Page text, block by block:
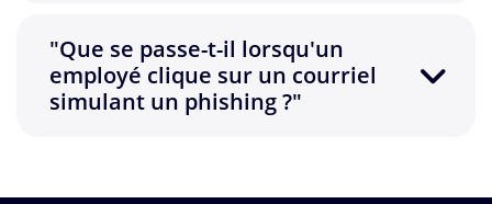
"Que se passe-t-il lorsqu'un
employé clique sur un courriel
simulant un phishing ?"